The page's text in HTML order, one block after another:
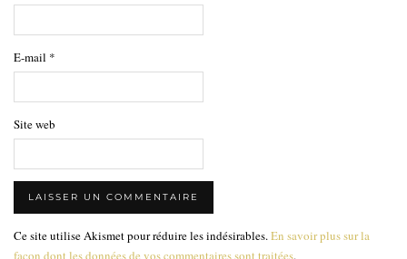
E-mail *
Site web
Ce site utilise Akismet pour réduire les indésirables. En savoir plus sur la
façon dont les données de vos commentaires sont traitées.